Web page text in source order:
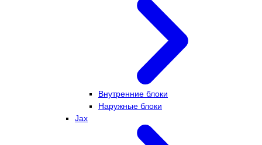
Внутренние блоки
Наружные блоки
Jax